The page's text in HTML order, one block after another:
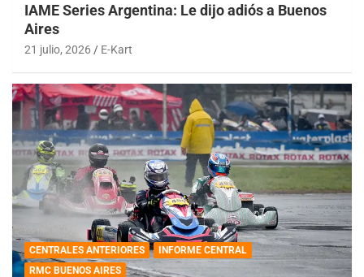
IAME Series Argentina: Le dijo adiós a Buenos
Aires
21 julio, 2026 E-Kart
CENTRALES ANTERIORES
INFORME CENTRAL
RMC BUENOS AIRES